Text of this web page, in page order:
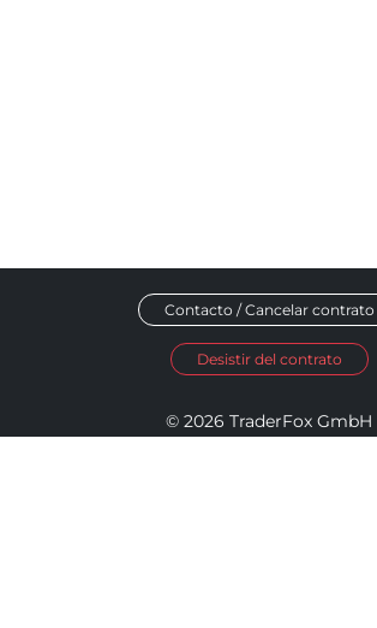
Contacto / Cancelar contrato
Desistir del contrato
© 2026 TraderFox GmbH